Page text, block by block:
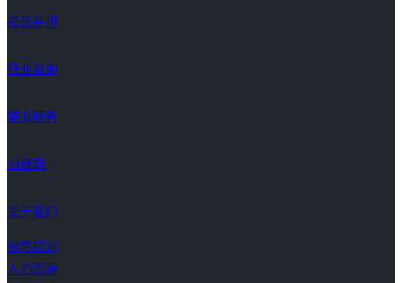
投资并购
行业咨询
培训服务
AI转型
关于我们
战略规划
人力资源